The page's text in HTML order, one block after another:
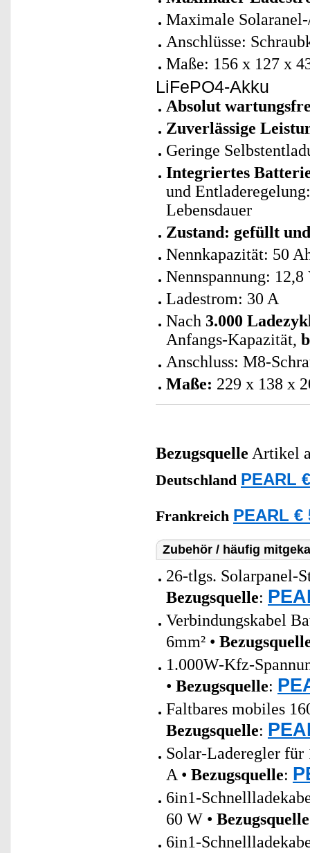
Maximale
Anschlüsse:
Maße: 156 x 127 x
LiFePO4-Akku
Absolut
Zuverlässige
Geringe
Integriertes
und
Lebensdauer
Zustand: gefüllt
Nennkapazität: 50
Nennspannung: 12,8
Ladestrom: 30 A
Nach 3.000
Anfangs-Kapazität,
Anschluss: M8-
Maße: 229 x 138 x
Bezugsquelle Artikel
Deutschland PEARL
Frankreich PEARL €
Zubehör / häufig
26-tlgs. Solarpanel-
Bezugsquelle:
Verbindungskabel
6mm² •
1.000W-Kfz-
• Bezugsquelle:
Faltbares mobiles
Bezugsquelle:
Solar-Laderegler für
A • Bezugsquelle:
6in1-
60 W • Bezugsquelle
6in1-